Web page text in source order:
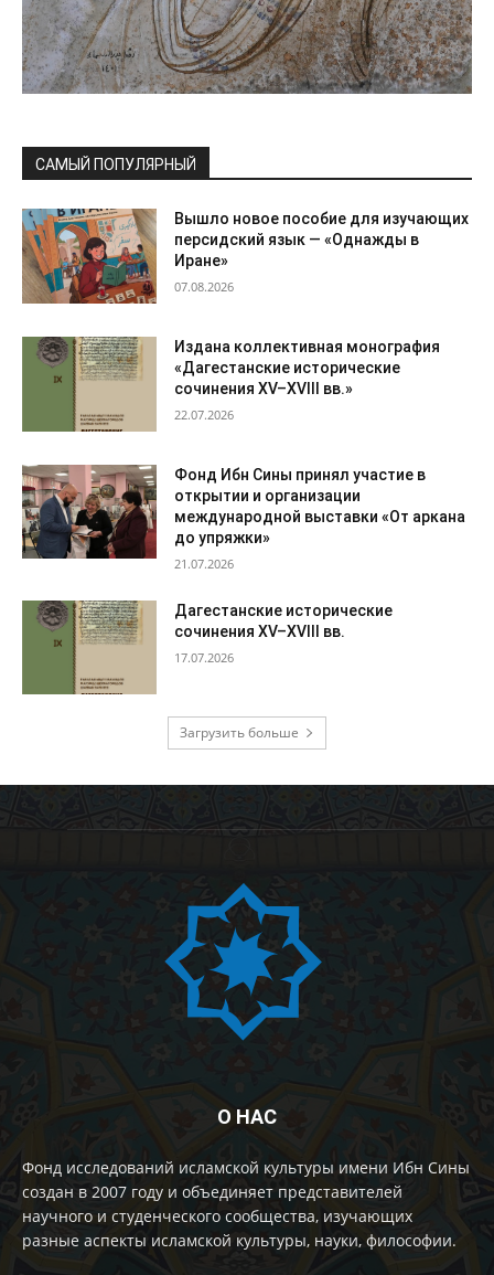
САМЫЙ ПОПУЛЯРНЫЙ
Вышло новое пособие для изучающих
персидский язык — «Однажды в
Иране»
07.08.2026
Издана коллективная монография
«Дагестанские исторические
сочинения XV–XVIII вв.»
22.07.2026
Фонд Ибн Сины принял участие в
открытии и организации
международной выставки «От аркана
до упряжки»
21.07.2026
Дагестанские исторические
сочинения XV–XVIII вв.
17.07.2026
Загрузить больше
О НАС
Фонд исследований исламской культуры имени Ибн Сины
создан в 2007 году и объединяет представителей
научного и студенческого сообщества, изучающих
разные аспекты исламской культуры, науки, философии.